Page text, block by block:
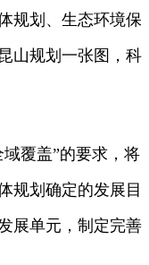
规划、生态环境保
山规划一张图，科
覆盖”的要求，将
规划确定的发展目
展单元，制定完善